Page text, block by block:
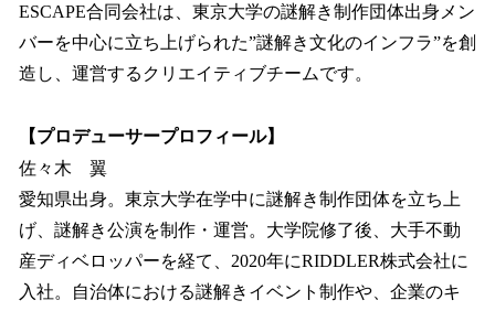
ESCAPE合同会社は、東京大学の謎解き制作団体出身メン
バーを中心に立ち上げられた”謎解き文化のインフラ”を創
造し、運営するクリエイティブチームです。
【プロデューサープロフィール】
佐々木 翼
愛知県出身。東京大学在学中に謎解き制作団体を立ち上
げ、謎解き公演を制作・運営。大学院修了後、大手不動
産ディベロッパーを経て、2020年にRIDDLER株式会社に
入社。自治体における謎解きイベント制作や、企業のキ